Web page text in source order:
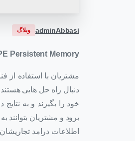
adminAbbasi وبلاگ
Persistent Memory
مشتریان با استفاده از
دنبال راه حل هایی
خود را بگیرند و به
برود و مشتریان
اطلاعات درامد